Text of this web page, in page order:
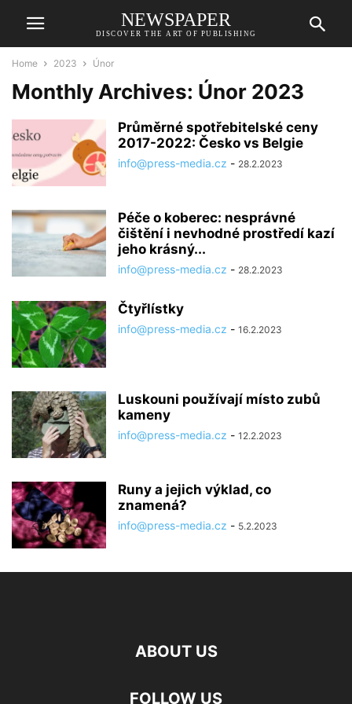
NEWSPAPER
DISCOVER THE ART OF PUBLISHING
Home 2023 Únor
Monthly Archives: Únor 2023
Průměrné spotřebitelské ceny
2017-2022: Česko vs Belgie
info@press-media.cz - 28.2.2023
Péče o koberec: nesprávné
čištění i nevhodné prostředí kazí
jeho krásný...
info@press-media.cz - 28.2.2023
Čtyřlístky
info@press-media.cz - 16.2.2023
Luskouni používají místo zubů
kameny
info@press-media.cz - 12.2.2023
Runy a jejich výklad, co
znamená?
info@press-media.cz - 5.2.2023
ABOUT US
FOLLOW US